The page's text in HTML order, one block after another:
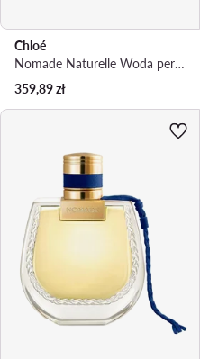
Chloé
Nomade Naturelle Woda perfumowana
359,89zł